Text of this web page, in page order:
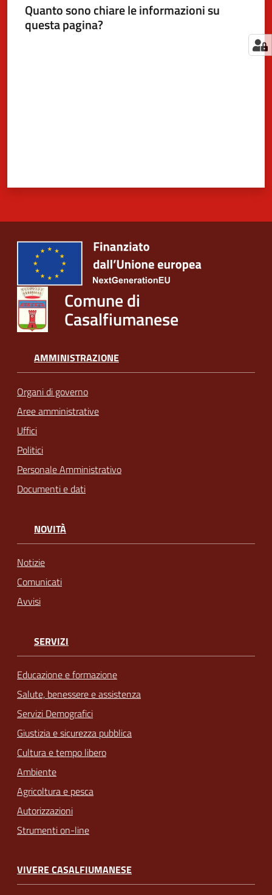
Quanto sono chiare le informazioni su
questa pagina?
Comune di
Casalfiumanese
AMMINISTRAZIONE
Organi di governo
Aree amministrative
Uffici
Politici
Personale Amministrativo
Documenti e dati
NOVITÀ
Notizie
Comunicati
Avvisi
SERVIZI
Educazione e formazione
Salute, benessere e assistenza
Servizi Demografici
Giustizia e sicurezza pubblica
Cultura e tempo libero
Ambiente
Agricoltura e pesca
Autorizzazioni
Strumenti on-line
VIVERE CASALFIUMANESE